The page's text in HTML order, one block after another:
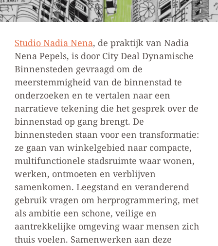
Studio Nadia Nena, de praktijk van Nadia
Nena Pepels, is door City Deal Dynamische
Binnensteden gevraagd om de
meerstemmigheid van de binnenstad te
onderzoeken en te vertalen naar een
narratieve tekening die het gesprek over de
binnenstad op gang brengt. De
binnensteden staan voor een transformatie:
ze gaan van winkelgebied naar compacte,
multifunctionele stadsruimte waar wonen,
werken, ontmoeten en verblijven
samenkomen. Leegstand en veranderend
gebruik vragen om herprogrammering, met
als ambitie een schone, veilige en
aantrekkelijke omgeving waar mensen zich
thuis voelen. Samenwerken aan deze